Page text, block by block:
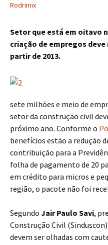
Rodrimix
Setor que está em oitavo
criação de empregos
partir de 2013.
sete milhões e meio de
setor da construção civil
próximo ano. Conforme o
benefícios estão a redução
contribuição para a
folha de pagamento de 20
em crédito para micros e
região, o pacote não foi
Segundo Jair Paulo Savi,
Construção Civil
devem ser olhadas com